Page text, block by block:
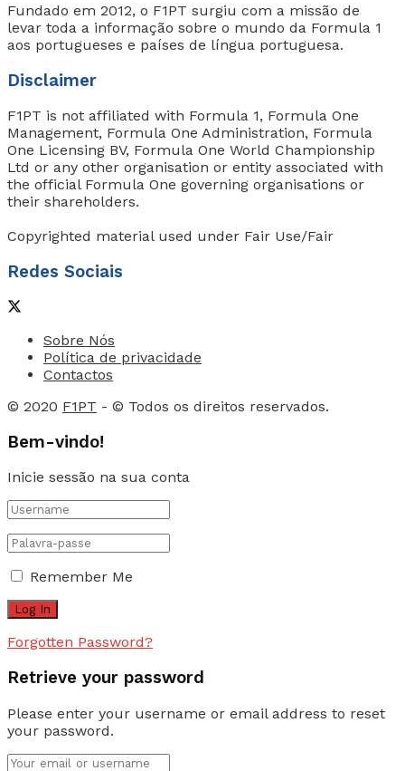
Fundado em 2012, o F1PT surgiu com a missão de
levar toda a informação sobre o mundo da Formula 1
aos portugueses e países de língua portuguesa.
Disclaimer
F1PT is not affiliated with Formula 1, Formula One
Management, Formula One Administration, Formula
One Licensing BV, Formula One World Championship
Ltd or any other organisation or entity associated with
the official Formula One governing organisations or
their shareholders.
Copyrighted material used under Fair Use/Fair
Redes Sociais
Sobre Nós
Política de privacidade
Contactos
© 2020 F1PT - © Todos os direitos reservados.
Bem-vindo!
Inicie sessão na sua conta
Remember Me
Forgotten Password?
Retrieve your password
Please enter your username or email address to reset
your password.